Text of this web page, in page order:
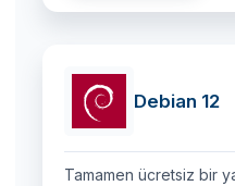
Debian 12
Tamamen ücretsiz bir